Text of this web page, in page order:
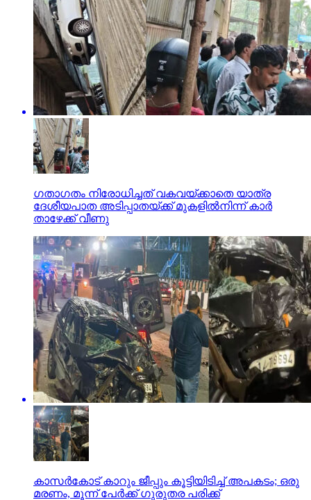
ഗതാഗതം നിരോധിച്ചത് വകവയ്ക്കാതെ യാത്ര
ദേശീയപാത അടിപ്പാതയ്ക്ക് മുകളില്‍നിന്ന് കാര്‍
താഴേക്ക് വീണു
കാസര്‍കോട് കാറും ജീപ്പും കൂട്ടിയിടിച്ച് അപകടം; ഒരു
മരണം, മൂന്ന് പേര്‍ക്ക് ഗുരുതര പരിക്ക്